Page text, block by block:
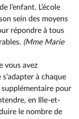
l’enfant. L’école
sein des moyens
répondre à tous
(Mme Marie
vous avez
à chaque
pour
en Ille-et-
le nombre de